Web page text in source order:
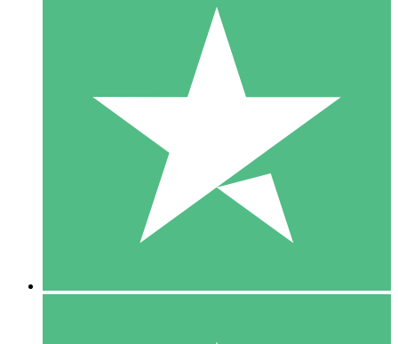
Individuele Creditpakketten
Betaal per gebruik met downloadtegoeden. Geen maandelijkse
1000